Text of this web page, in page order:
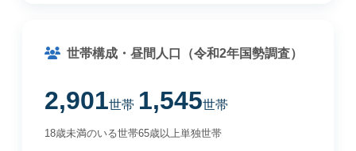
世帯構成・昼間人口（令和2年国勢調査）
2,901世帯
18歳未満のいる世帯
1,545世帯
65歳以上単独世帯